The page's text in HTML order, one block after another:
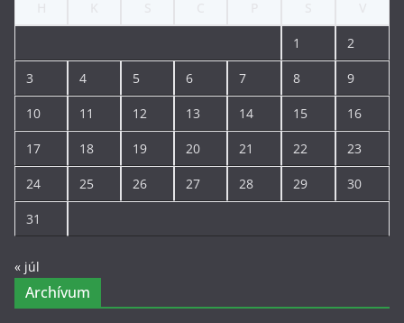
1 2
3 4 5 6 7 8 9
10 11 12 13 14 15 16
17 18 19 20 21 22 23
24 25 26 27 28 29 30
31
« júl
Archívum